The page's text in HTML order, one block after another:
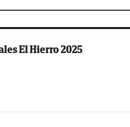
El Hierro 2025